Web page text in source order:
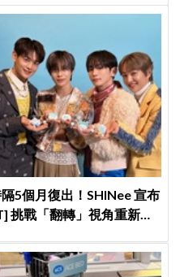
5個月復出！SHINee 宣布
挑戰「翻轉」視角重新出